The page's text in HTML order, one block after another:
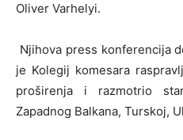
Oliver Varhelyi.
Njihova press konferencija
je Kolegij komesara
proširenja i razmotrio
Zapadnog Balkana, Turskoj,